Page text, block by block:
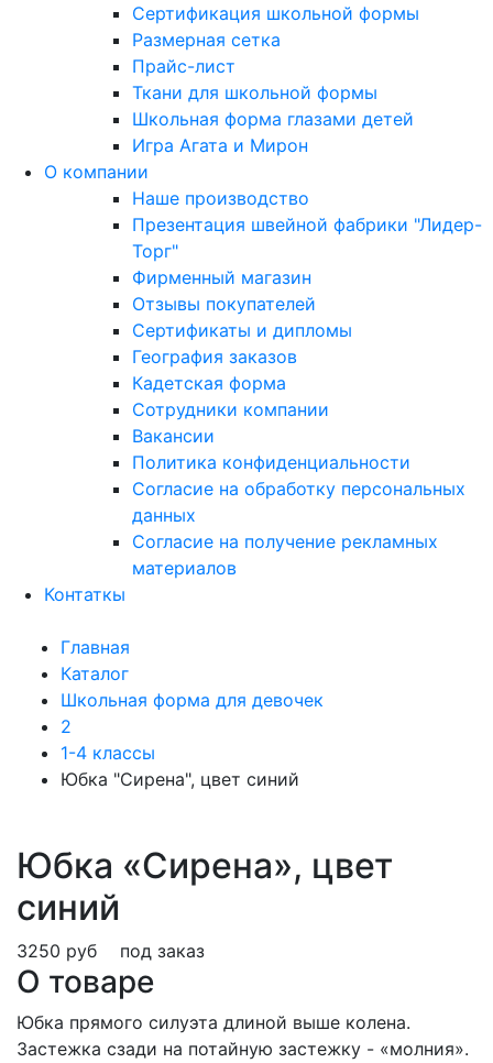
Сертификация школьной формы
Размерная сетка
Прайс-лист
Ткани для школьной формы
Школьная форма глазами детей
Игра Агата и Мирон
О компании
Наше производство
Презентация швейной фабрики "Лидер-
Торг"
Фирменный магазин
Отзывы покупателей
Сертификаты и дипломы
География заказов
Кадетская форма
Сотрудники компании
Вакансии
Политика конфиденциальности
Согласие на обработку персональных
данных
Согласие на получение рекламных
материалов
Контаткы
Главная
Каталог
Школьная форма для девочек
2
1-4 классы
Юбка "Сирена", цвет синий
Юбка «Сирена», цвет
синий
3250 руб под заказ
О товаре
Юбка прямого силуэта длиной выше колена.
Застежка сзади на потайную застежку - «молния».